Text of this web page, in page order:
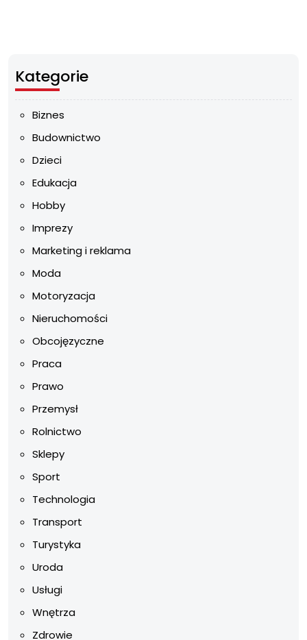
Kategorie
Biznes
Budownictwo
Dzieci
Edukacja
Hobby
Imprezy
Marketing i reklama
Moda
Motoryzacja
Nieruchomości
Obcojęzyczne
Praca
Prawo
Przemysł
Rolnictwo
Sklepy
Sport
Technologia
Transport
Turystyka
Uroda
Usługi
Wnętrza
Zdrowie